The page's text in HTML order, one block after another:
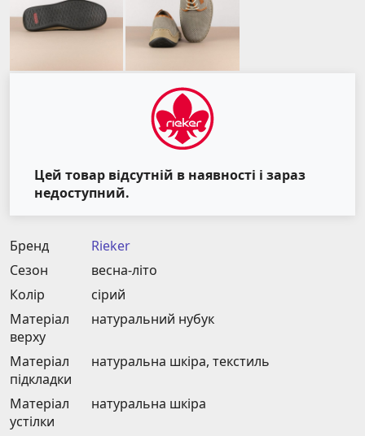
Цей товар відсутній в наявності і зараз
недоступний.
Бренд
Rieker
Сезон
весна-літо
Колір
сірий
Матеріал
верху
натуральний нубук
Матеріал
підкладки
натуральна шкіра, текстиль
Матеріал
устілки
натуральна шкіра